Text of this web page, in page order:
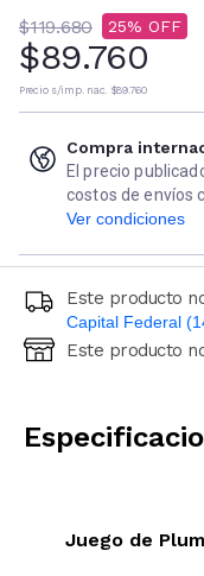
$119.680 25
$89.760
Precio s/imp. nac. $89.760
Compra
El precio
costos de envíos
Ver condiciones
Este producto
Capital Federal
Ingresá código
Este producto
Juego de